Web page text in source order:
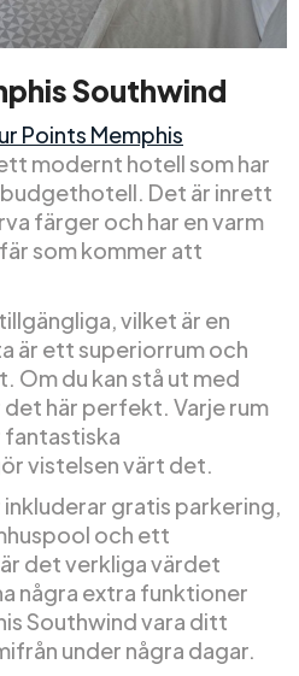
Southwind
Points Memphis
modernt hotell som har
Det är inrett
färger och har en varm
som kommer att
vilket är en
är ett superiorrum och
Om du kan stå ut med
här perfekt. Varje rum
fantastiska
vistelsen värt det.
gratis parkering,
och ett
det verkliga värdet
några extra funktioner
Southwind vara ditt
under några dagar.